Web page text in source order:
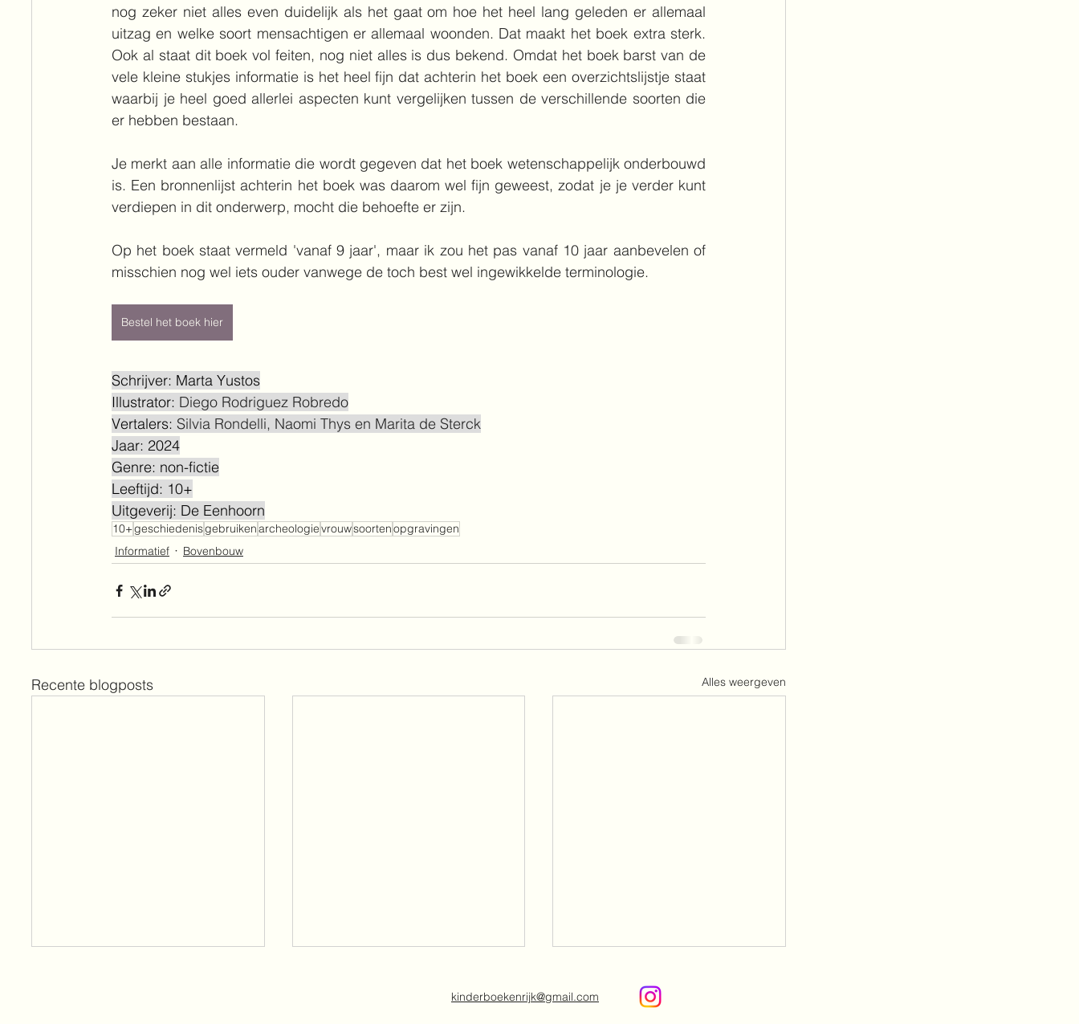
nog zeker niet alles even duidelijk als het gaat om hoe het heel lang geleden er allemaal
uitzag en welke soort mensachtigen er allemaal woonden. Dat maakt het boek extra sterk.
Ook al staat dit boek vol feiten, nog niet alles is dus bekend. Omdat het boek barst van de
vele kleine stukjes informatie is het heel fijn dat achterin het boek een overzichtslijstje staat
waarbij je heel goed allerlei aspecten kunt vergelijken tussen de verschillende soorten die
er hebben bestaan.
Je merkt aan alle informatie die wordt gegeven dat het boek wetenschappelijk onderbouwd
is. Een bronnenlijst achterin het boek was daarom wel fijn geweest, zodat je je verder kunt
verdiepen in dit onderwerp, mocht die behoefte er zijn.
Op het boek staat vermeld 'vanaf 9 jaar', maar ik zou het pas vanaf 10 jaar aanbevelen of
misschien nog wel iets ouder vanwege de toch best wel ingewikkelde terminologie.
Bestel het boek hier
Schrijver: Marta Yustos
Illustrator: Diego Rodriguez Robredo
Vertalers: Silvia Rondelli, Naomi Thys en Marita de Sterck
Jaar: 2024
Genre: non-fictie
Leeftijd: 10+
Uitgeverij: De Eenhoorn
10+geschiedenisgebruikenarcheologievrouwsoortenopgravingen
Informatief
Bovenbouw
Recente blogposts Alles weergeven
kinderboekenrijk@gmail.com